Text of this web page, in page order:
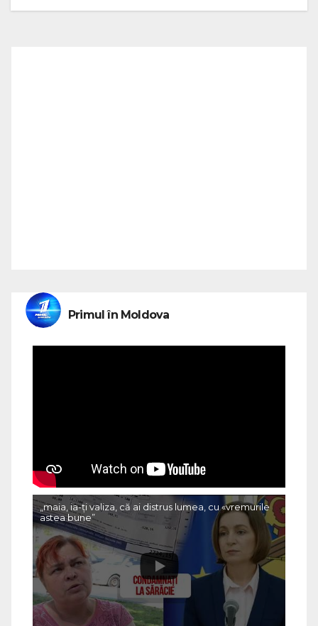
Primul în Moldova
„maia, ia-ți valiza, că ai distrus lumea, cu «vremurile
astea bune”